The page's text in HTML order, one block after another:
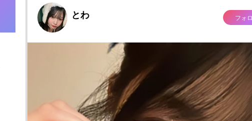
とわ フォ